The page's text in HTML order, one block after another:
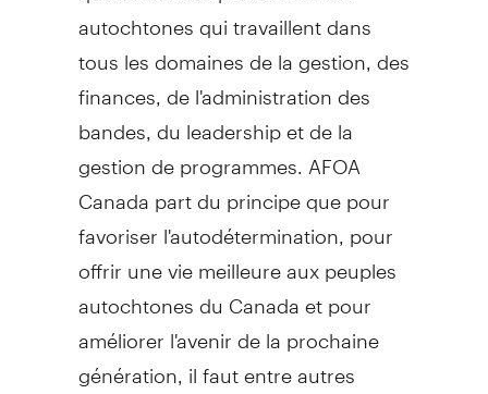
autochtones qui travaillent dans
tous les domaines de la gestion, des
finances, de l'administration des
bandes, du leadership et de la
gestion de programmes. AFOA
Canada part du principe que pour
favoriser l'autodétermination, pour
offrir une vie meilleure aux peuples
autochtones du Canadaet pour
améliorer l'avenir de la prochaine
génération, il faut entre autres